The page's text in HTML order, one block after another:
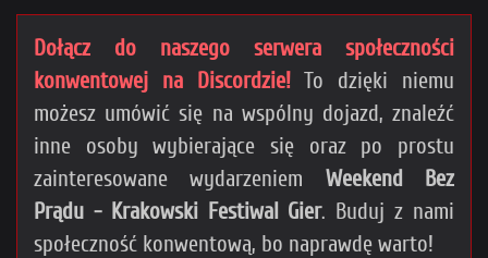
Dołącz do naszego serwera społeczności
konwentowej na Discordzie!To dzięki niemu
możesz umówić się na wspólny dojazd, znaleźć
inne osoby wybierające się oraz po prostu
zainteresowane wydarzeniem Weekend Bez
Prądu - Krakowski Festiwal Gier. Buduj z nami
społeczność konwentową, bo naprawdę warto!